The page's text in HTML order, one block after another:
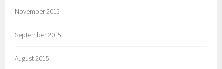
November 2015
September 2015
August 2015